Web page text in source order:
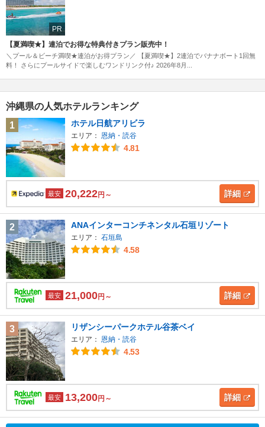
PR
【夏満喫★】連泊でお得な特典付きプラン販売中！
＼プール＆ビーチ満喫★連泊がお得プラン／ 【夏満喫★】2連泊でバナナボート1回無
料！ さらにプールサイドで楽しむワンドリンク付♪ 2026年8月...
沖縄県の人気ホテルランキング
1
ホテル日航アリビラ
エリア： 恩納・読谷
4.81
最安 20,222円～ 詳細
2 ANAインターコンチネンタル石垣リゾート
エリア： 石垣島
4.58
最安 21,000円～ 詳細
3 リザンシーパークホテル谷茶ベイ
エリア： 恩納・読谷
4.53
最安 13,200円～ 詳細